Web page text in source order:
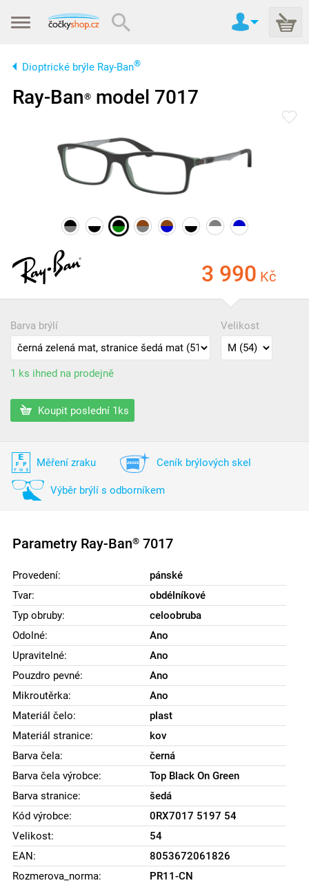
Dioptrické brýle Ray-Ban®
Ray-Ban® model 7017
3 990 Kč
Barva brýlí Velikost
1 ks ihned na prodejně
Koupit poslední 1ks
Měření zraku Ceník brýlových skel
Výběr brýlí s odborníkem
Parametry Ray-Ban® 7017
Provedení:
pánské
Tvar:
obdélníkové
Typ obruby:
celoobruba
Odolné:
Ano
Upravitelné:
Ano
Pouzdro pevné:
Ano
Mikroutěrka:
Ano
Materiál čelo:
plast
Materiál stranice:
kov
Barva čela:
černá
Barva čela výrobce:
Top Black On Green
Barva stranice:
šedá
Kód výrobce:
0RX7017 5197 54
Velikost:
54
EAN:
8053672061826
Rozmerova_norma:
PR11-CN